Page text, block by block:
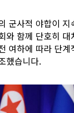
군사적 야합이 지
와 함께 단호히 대
여하에 따라 단계
했습니다.